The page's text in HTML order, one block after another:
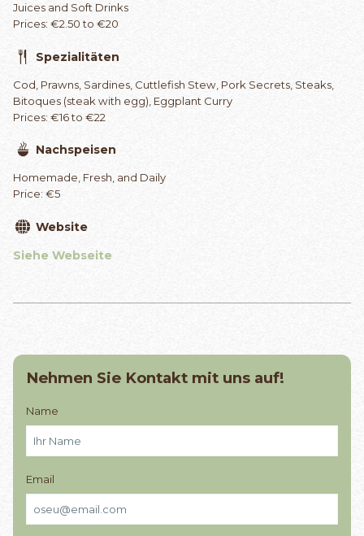
Juices and Soft Drinks
Prices: €2.50 to €20
Spezialitäten
Cod, Prawns, Sardines, Cuttlefish Stew, Pork Secrets, Steaks,
Bitoques (steak with egg), Eggplant Curry
Prices: €16 to €22
Nachspeisen
Homemade, Fresh, and Daily
Price: €5
Website
Siehe Webseite
Nehmen Sie Kontakt mit uns auf!
Name
Email